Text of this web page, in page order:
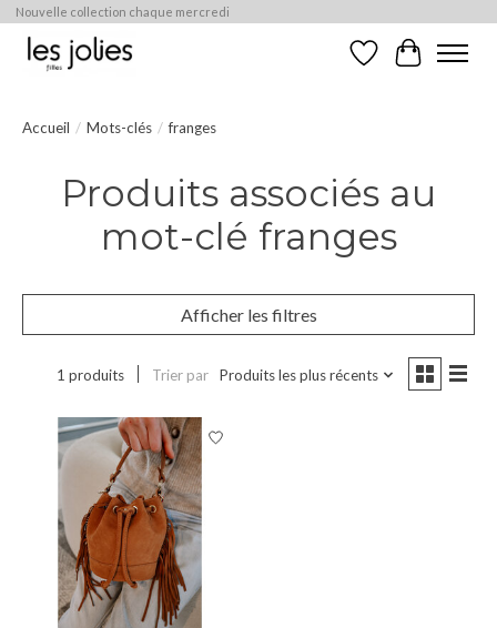
Nouvelle collection chaque mercredi
Liste de souhaits
Panier
Accueil / Mots-clés / franges
Produits associés au
mot-clé franges
Afficher les filtres
1 produits Trier par Produits les plus récents